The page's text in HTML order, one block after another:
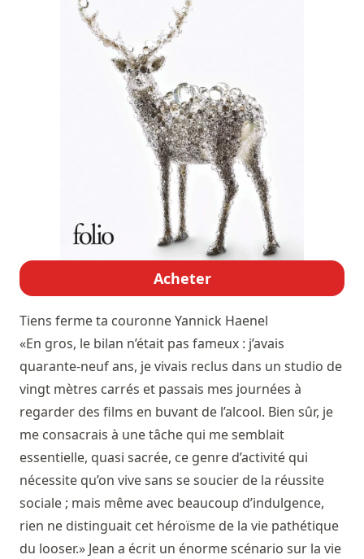
Acheter
Tiens ferme ta couronneYannick Haenel
«En gros, le bilan n’était pas fameux : j’avais
quarante-neuf ans, je vivais reclus dans un studio de
vingt mètres carrés et passais mes journées à
regarder des films en buvant de l’alcool. Bien sûr, je
me consacrais à une tâche qui me semblait
essentielle, quasi sacrée, ce genre d’activité qui
nécessite qu’on vive sans se soucier de la réussite
sociale ; mais même avec beaucoup d’indulgence,
rien ne distinguait cet héroïsme de la vie pathétique
du looser.» Jean a écrit un énorme scénario sur la vie